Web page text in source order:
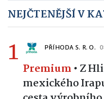
NEJČTENĚJŠÍ V
1 PŘÍHODA S. R. O.
Premium • Z
mexického